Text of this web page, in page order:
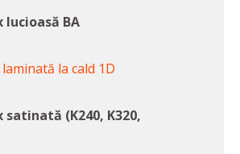
lucioasă BA
la cald 1D
satinată (K240, K320,